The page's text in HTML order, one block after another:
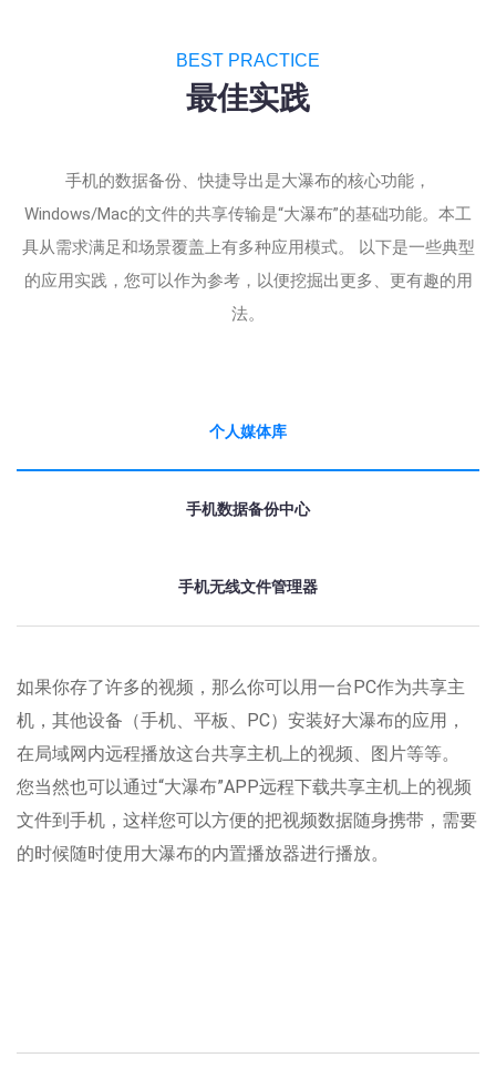
BEST PRACTICE
最佳实践
手机的数据备份、快捷导出是大瀑布的核心功能，
Windows/Mac的文件的共享传输是“大瀑布”的基础功能。本工
具从需求满足和场景覆盖上有多种应用模式。 以下是一些典型
的应用实践，您可以作为参考，以便挖掘出更多、更有趣的用
法。
个人媒体库
手机数据备份中心
手机无线文件管理器
如果你存了许多的视频，那么你可以用一台PC作为共享主
机，其他设备（手机、平板、PC）安装好大瀑布的应用，
在局域网内远程播放这台共享主机上的视频、图片等等。
您当然也可以通过“大瀑布”APP远程下载共享主机上的视频
文件到手机，这样您可以方便的把视频数据随身携带，需要
的时候随时使用大瀑布的内置播放器进行播放。